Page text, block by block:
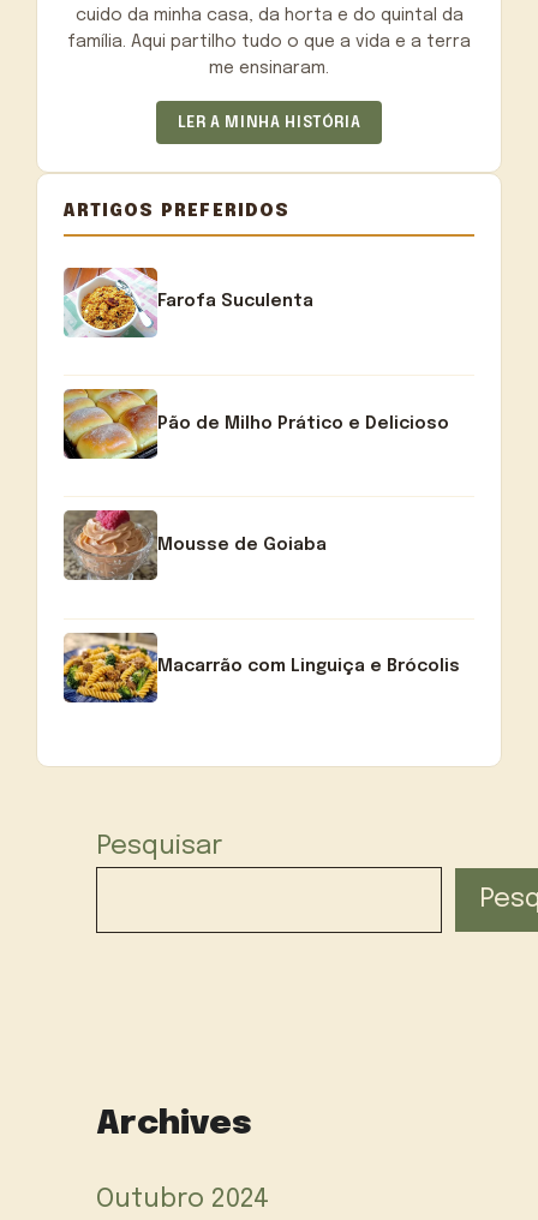
cuido da minha casa, da horta e do quintal da
família. Aqui partilho tudo o que a vida e a terra
me ensinaram.
LER A MINHA HISTÓRIA
ARTIGOS PREFERIDOS
Farofa Suculenta
Pão de Milho Prático e Delicioso
Mousse de Goiaba
Macarrão com Linguiça e Brócolis
Pesquisar
Archives
Outubro 2024